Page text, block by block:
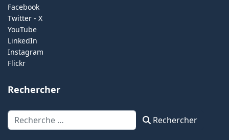
Facebook
Twitter - X
YouTube
LinkedIn
Instagram
Flickr
Rechercher
Rechercher Rechercher